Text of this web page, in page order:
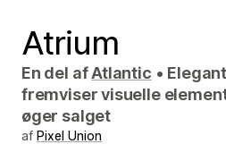
Atrium
En del afAtlantic •
fremviser visuelle
øger salget
af Pixel Union